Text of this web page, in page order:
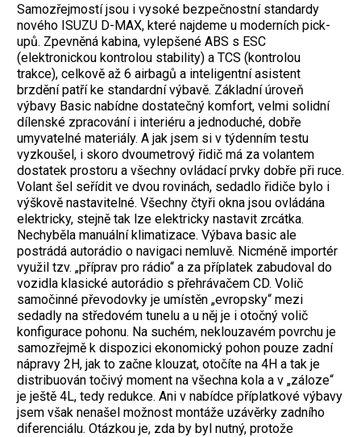
Samozřejmostí jsou i vysoké bezpečnostní standardy
nového ISUZU D-MAX, které najdeme u moderních pick-
upů. Zpevněná kabina, vylepšené ABS s ESC
(elektronickou kontrolou stability) a TCS (kontrolou
trakce), celkově až 6 airbagů a inteligentní asistent
brzdění patří ke standardní výbavě. Základní úroveň
výbavy Basic nabídne dostatečný komfort, velmi solidní
dílenské zpracování i interiéru a jednoduché, dobře
umyvatelné materiály. A jak jsem si v týdenním testu
vyzkoušel, i skoro dvoumetrový řidič má za volantem
dostatek prostoru a všechny ovládací prvky dobře při ruce.
Volant šel seřídit ve dvou rovinách, sedadlo řidiče bylo i
výškově nastavitelné. Všechny čtyři okna jsou ovládána
elektricky, stejně tak lze elektricky nastavit zrcátka.
Nechyběla manuální klimatizace. Výbava basic ale
postrádá autorádio o navigaci nemluvě. Nicméně importér
využil tzv. „příprav pro rádio“ a za příplatek zabudoval do
vozidla klasické autorádio s přehrávačem CD. Volič
samočinné převodovky je umístěn „evropsky“ mezi
sedadly na středovém tunelu a u něj je i otočný volič
konfigurace pohonu. Na suchém, neklouzavém povrchu je
samozřejmě k dispozici ekonomický pohon pouze zadní
nápravy 2H, jak to začne klouzat, otočíte na 4H a tak je
distribuován točivý moment na všechna kola a v „záloze“
je ještě 4L, tedy redukce. Ani v nabídce příplatkové výbavy
jsem však nenašel možnost montáže uzávěrky zadního
diferenciálu. Otázkou je, zda by byl nutný, protože